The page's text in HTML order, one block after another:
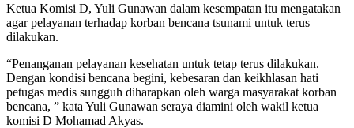
Ketua Komisi D, Yuli Gunawan dalam kesempatan itu mengatakan
agar pelayanan terhadap korban bencana tsunami untuk terus
dilakukan.
“Penanganan pelayanan kesehatan untuk tetap terus dilakukan.
Dengan kondisi bencana begini, kebesaran dan keikhlasan hati
petugas medis sungguh diharapkan oleh warga masyarakat korban
bencana, ” kata Yuli Gunawan seraya diamini oleh wakil ketua
komisi D Mohamad Akyas.